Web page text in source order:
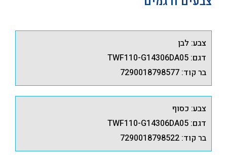
צבע: לבן
דגם: TWF110-G14306DA05
בר קוד: 7290018798577
צבע: כסוף
דגם: TWF110-G14306DA05
בר קוד: 7290018798522